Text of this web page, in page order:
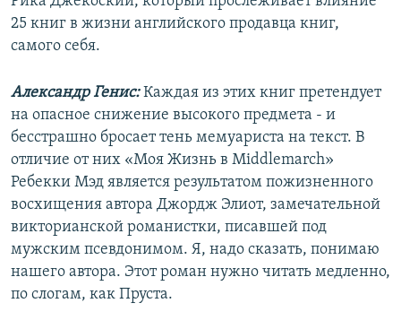
25 книг в жизни английского продавца книг,
самого себя.
Александр Генис:Каждая из этих книг претендует
на опасное снижение высокого предмета - и
бесстрашно бросает тень мемуариста на текст. В
отличие от них «Моя Жизнь в Middlemarch»
Ребекки Мэд является результатом пожизненного
восхищения автора Джордж Элиот, замечательной
викторианской романистки, писавшей под
мужским псевдонимом. Я, надо сказать, понимаю
нашего автора. Этот роман нужно читать медленно,
по слогам, как Пруста.